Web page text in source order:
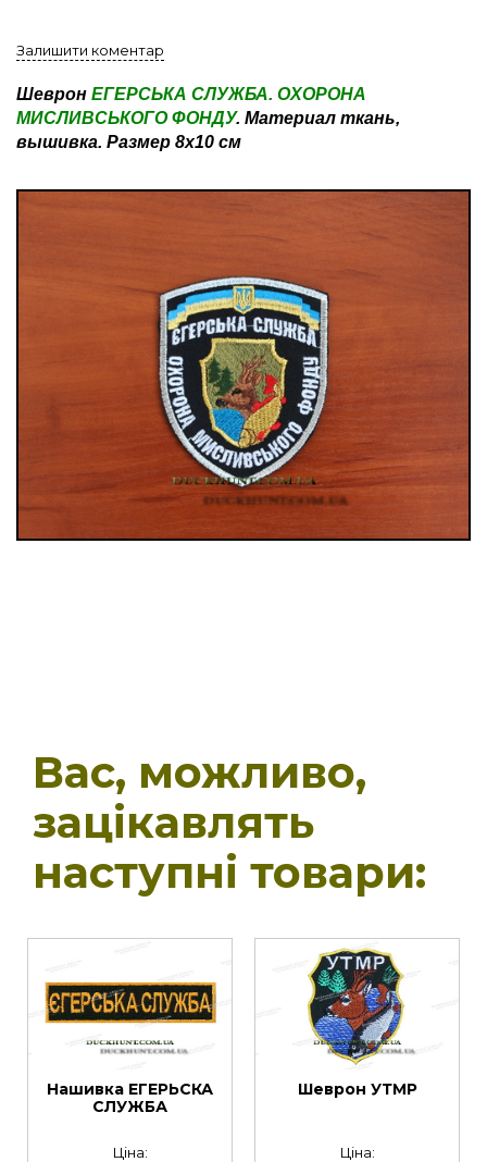
Залишити коментар
Шеврон ЕГЕРСЬКА СЛУЖБА. ОХОРОНА
МИСЛИВСЬКОГО ФОНДУ. Материал ткань,
вышивка. Размер 8х10 см
Вас, можливо,
зацікавлять
наступні товари:
Нашивка ЕГЕРЬСКА
СЛУЖБА
Ціна:
Шеврон УТМР
Ціна: